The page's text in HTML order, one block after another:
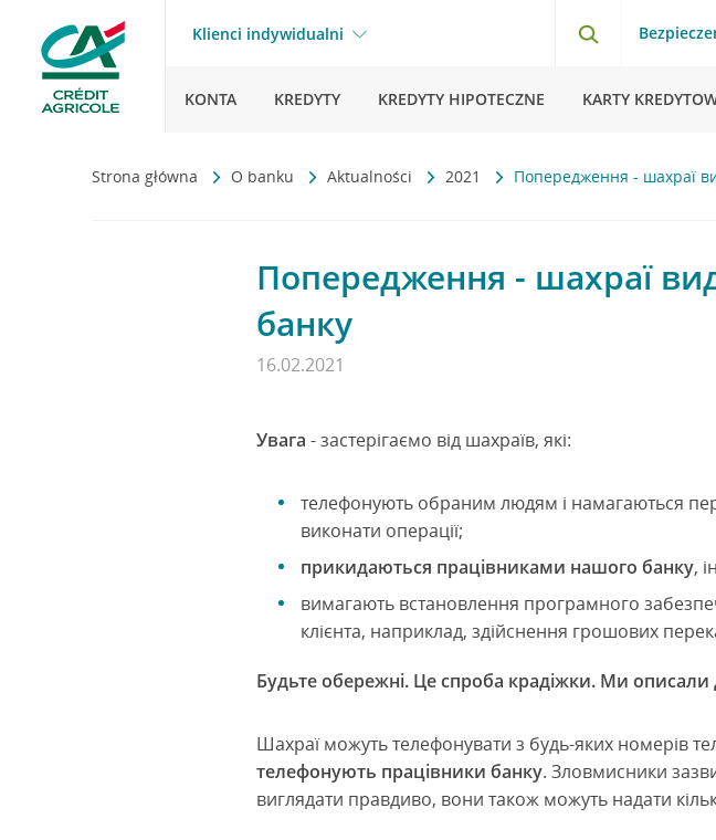
Klienci indywidualni
KONTA KREDYTY KREDYTY HIPOTECZNE KARTY
Strona główna O banku Aktualności 2021 Попередження - шахраї
Попередження - шахраї
банку
16.02.2021
Увага - застерігаємо від шахраїв, які:
телефонують обраним людям і намагаються
виконати операції;
прикидаються працівниками нашого банку,
вимагають встановлення програмного
клієнта, наприклад, здійснення грошових
Будьте обережні. Це спроба крадіжки. Ми
Шахраї можуть телефонувати з будь-яких номерів
телефонують працівники банку. Зловмисники
виглядати правдиво, вони також можуть надати